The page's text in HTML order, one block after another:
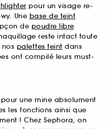
pour un visage re-
Une base de teint
de poudre libre
reste intact toute
palettes teint dans
ont compilé leurs must-
pour une mine absolument
les fonctions ainsi que
! Chez Sephora, on